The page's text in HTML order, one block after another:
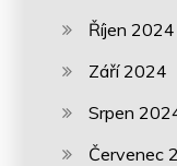
Říjen 2024
Září 2024
Srpen
Červenec